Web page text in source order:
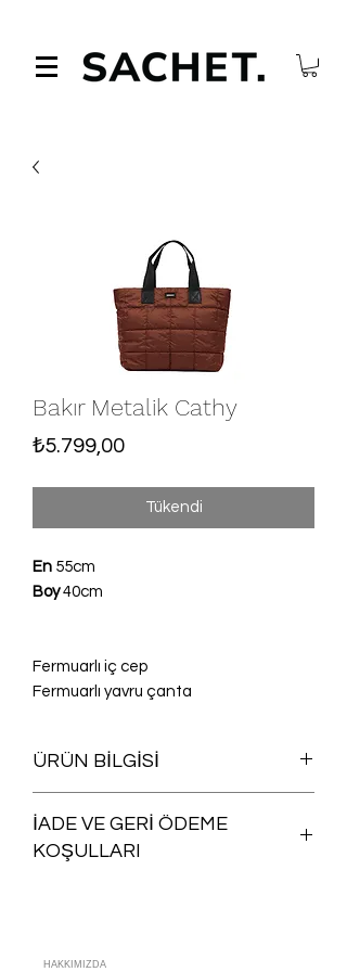
Bakır Metalik Cathy
₺5.799,00Fiyat
Tükendi
En 55cm
Boy40cm
Fermuarlı iç cep
Fermuarlı yavru çanta
ÜRÜN BİLGİSİ
İADE VE GERİ ÖDEME
KOŞULLARI
eden15 gün içinde ücretsiz iade
HAKKIMIZDA